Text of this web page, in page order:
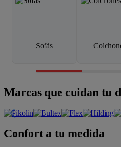
Sofás
Marcas que cuidan tu
Confort a tu medida